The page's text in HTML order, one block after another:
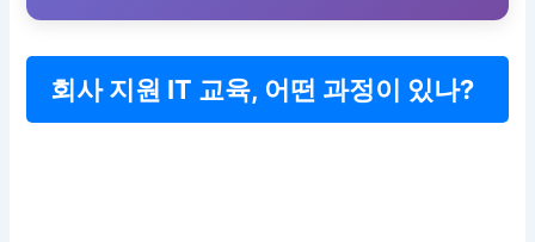
회사 지원 IT 교육, 어떤 과정이 있나?